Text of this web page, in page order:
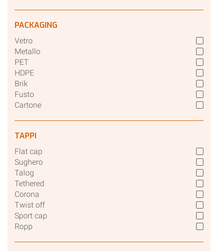
PACKAGING
Vetro
Metallo
PET
HDPE
Brik
Fusto
Cartone
TAPPI
Flat cap
Sughero
Talog
Tethered
Corona
Twist off
Sport cap
Ropp